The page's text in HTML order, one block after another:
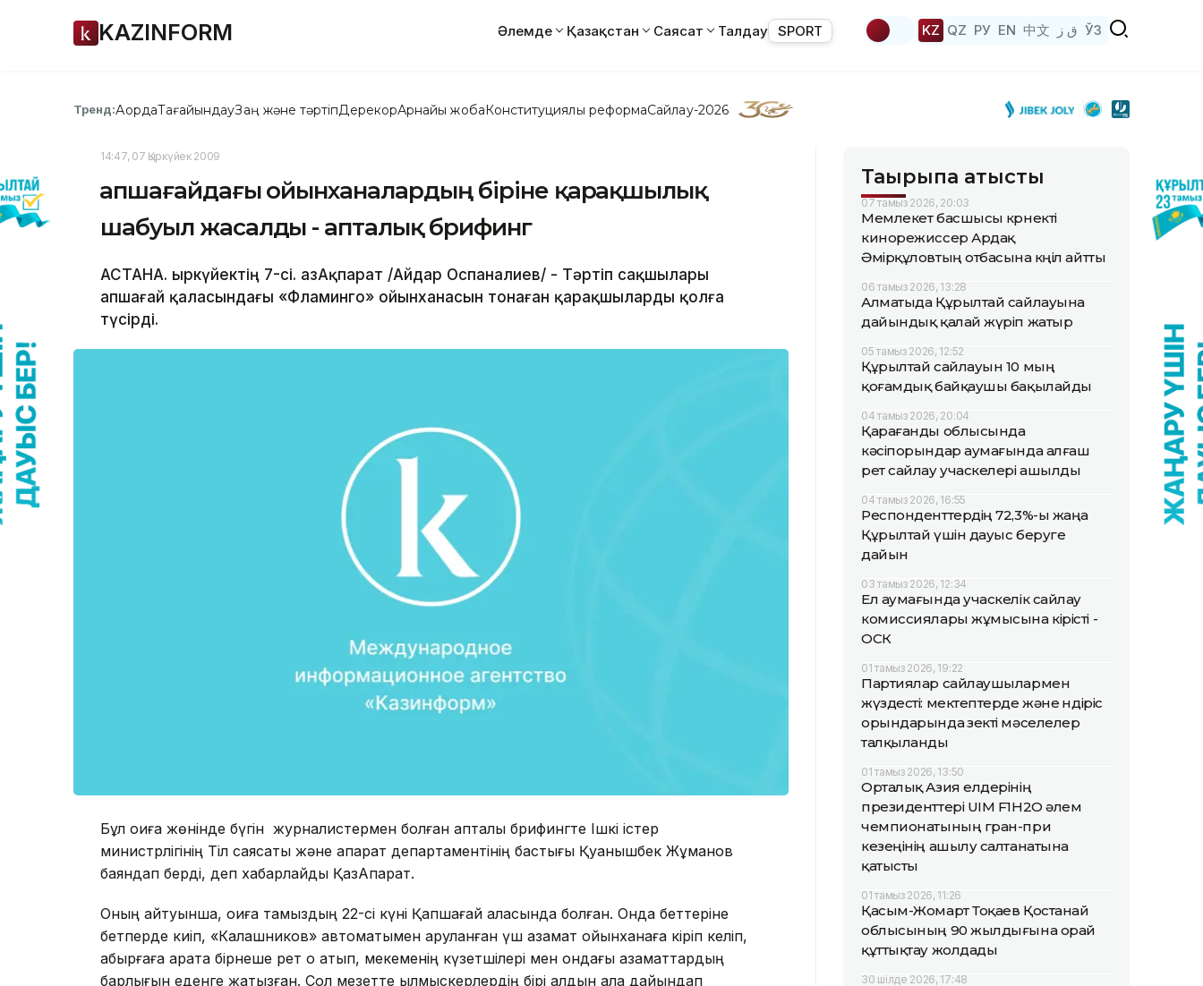
KAZINFORM Әлемде Қазақстан Саясат Талдау SPORT KZ QZ РУ EN 中文 ق ز ЎЗ
Тренд:АқордаТағайындауЗаң және тәртіпДерекқорАрнайы жобаКонституциялық реформаСайлау-2026
14:47, 07 Қыркүйек 2009
Қапшағайдағы ойынханалардың біріне қарақшылық
шабуыл жасалды - апталық брифинг
АСТАНА. Қыркүйектің 7-сі. ҚазАқпарат /Айдар Оспаналиев/ - Тәртіп сақшылары
Қапшағай қаласындағы «Фламинго» ойынханасын тонаған қарақшыларды қолға
түсірді.
Бұл оқиға жөнінде бүгін журналистермен болған апталық брифингте Ішкі істер
министрлігінің Тіл саясаты және ақпарат департаментінің бастығы Қуанышбек Жұманов
баяндап берді, деп хабарлайды ҚазАқпарат.
Оның айтуынша, оқиға тамыздың 22-сі күні Қапшағай қаласында болған. Онда беттеріне
бетперде киіп, «Калашников» автоматымен қаруланған үш азамат ойынханаға кіріп келіп,
қабырғаға қарата бірнеше рет оқ атып, мекеменің күзетшілері мен ондағы азаматтардың
барлығын еденге жатқызған. Сол мезетте қылмыскерлердің бірі алдын ала дайындап
Тақырыпқа қатысты
07 тамыз 2026, 20:03
Мемлекет басшысы көрнекті
кинорежиссер Ардақ
Әмірқұловтың отбасына көңіл айтты
06 тамыз 2026, 13:28
Алматыда Құрылтай сайлауына
дайындық қалай жүріп жатыр
05 тамыз 2026, 12:52
Құрылтай сайлауын 10 мың
қоғамдық байқаушы бақылайды
04 тамыз 2026, 20:04
Қарағанды облысында
кәсіпорындар аумағында алғаш
рет сайлау учаскелері ашылды
04 тамыз 2026, 16:55
Респонденттердің 72,3%-ы жаңа
Құрылтай үшін дауыс беруге
дайын
03 тамыз 2026, 12:34
Ел аумағында учаскелік сайлау
комиссиялары жұмысына кірісті -
ОСК
01 тамыз 2026, 19:22
Партиялар сайлаушылармен
жүздесті: мектептерде және өндіріс
орындарында өзекті мәселелер
талқыланды
01 тамыз 2026, 13:50
Орталық Азия елдерінің
президенттері UIM F1H2O әлем
чемпионатының гран-при
кезеңінің ашылу салтанатына
қатысты
01 тамыз 2026, 11:26
Қасым-Жомарт Тоқаев Қостанай
облысының 90 жылдығына орай
құттықтау жолдады
30 шілде 2026, 17:48